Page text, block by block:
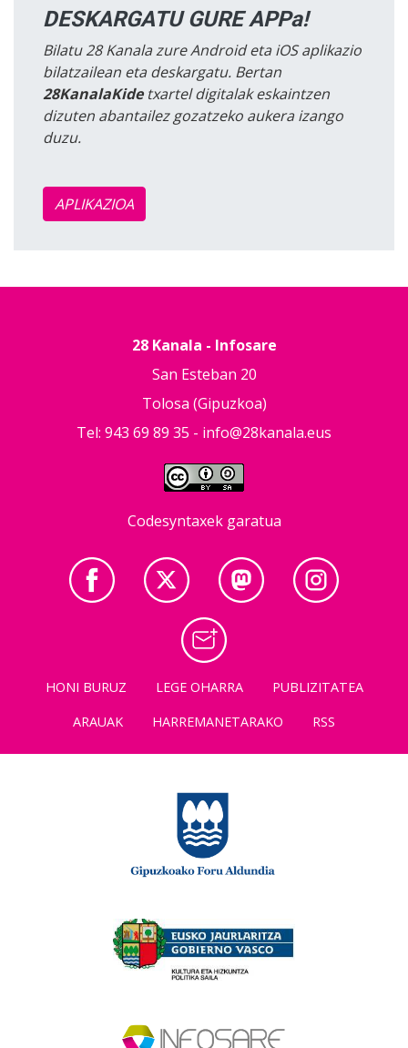
DESKARGATU GURE APPa!
Bilatu 28 Kanala zure Android eta iOS aplikazio
bilatzailean eta deskargatu. Bertan
28KanalaKidetxartel digitalak eskaintzen
dizuten abantailez gozatzeko aukera izango
duzu.
APLIKAZIOA
28 Kanala - Infosare
San Esteban 20
Tolosa (Gipuzkoa)
Tel: 943 69 89 35 - info@28kanala.eus
Codesyntaxek garatua
HONI BURUZ LEGE OHARRA
PUBLIZITATEA
ARAUAK
HARREMANETARAKO RSS